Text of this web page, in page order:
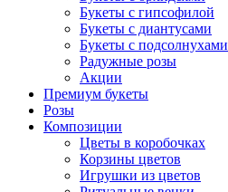
Букеты с гипсофилой
Букеты с диантусами
Букеты с подсолнухами
Радужные розы
Акции
Премиум букеты
Розы
Композиции
Цветы в коробочках
Корзины цветов
Игрушки из цветов